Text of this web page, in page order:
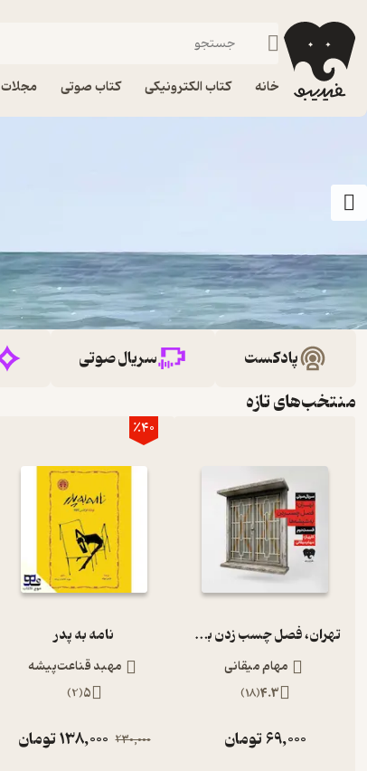
خانه کتاب الکترونیکی کتاب صوتی مجلات
پادکست سریال صوتی
منتخب‌های تازه
تهران، فصل چسب زدن به شیشه‌ها (قسمت دوم)
مهام میقانی
4.3
(
18
)
69,000تومان
٪40
نامه به پدر
مهبد قناعت‌پیشه
5
(
2
)
230,000
138,000تومان